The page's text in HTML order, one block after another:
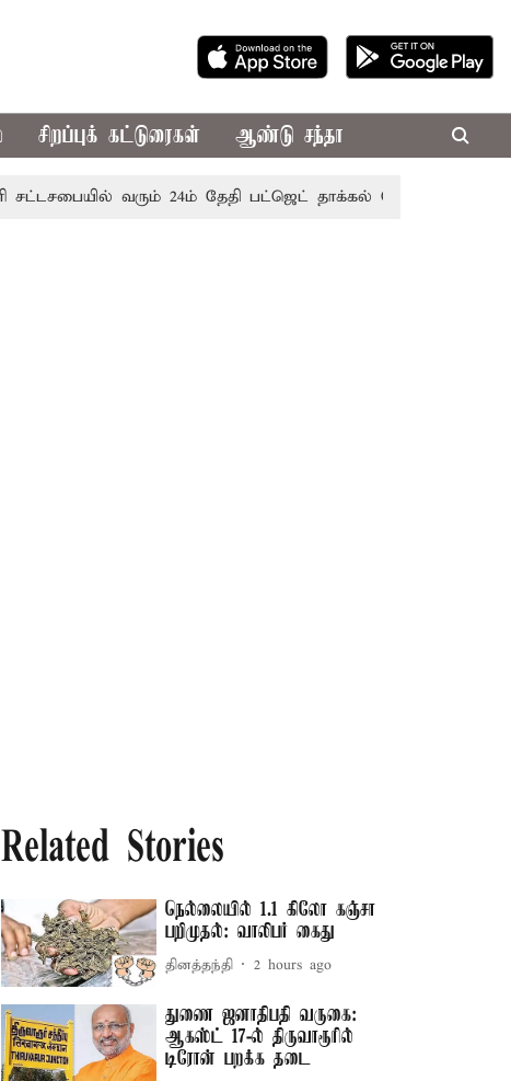
சிறப்புக் கட்டுரைகள் ஆண்டு சந்தா
வரும் 24ம் தேதி பட்ஜெட் தாக்கல் செய்கிறார் முதல்-
Related Stories
நெல்லையில் 1.1 கிலோ கஞ்சா
பறிமுதல்: வாலிபர் கைது
தினத்தந்தி 2 hours ago
துணை ஜனாதிபதி வருகை:
ஆகஸ்ட் 17-ல் திருவாரூரில்
டிரோன் பறக்க தடை